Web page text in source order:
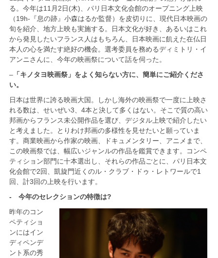
る。今年は11月2日(木)、パリ日本文化会館のオープニング上映
（19h-『息の跡』小森はるか監督）を皮切りに、現代日本映画の
旬を紹介、地方上映も実施する。日本文化が好き、あるいはこれ
から発見したいフランス人はもちろん、日本映画に飢えた在仏日
本人の心を満たす絶好の機会。選考委員を務めるディミトリ・イ
アンニさんに、今年の映画祭について話を伺った。
–「キノタヨ映画祭」をよく知らない方に、簡単にご紹介くださ
い。
日本は世界に誇る映画大国。しかし海外の映画祭で一度に上映さ
れる数は、せいぜい3、4本と決して多くはない。そこで質の高い
邦画からフランス未公開作品を選び、デジタル上映で紹介したい
と考えました。とりわけ邦画の多様性を見せたいと願っていま
す。商業映画から作家の映画、ドキュメンタリー、アニメまで、
この映画祭では、 幅広いジャンルの作品を鑑賞できます。コンペ
ティション部門に十本選出し、それらの作品ごとに、パリ日本文
化会館で2回、凱旋門近くのル・ クラブ・ドゥ・レトワールで1
回、計3回の上映を行います。
- 今年のセレクションの特徴は?
昨年のコン
ペティショ
ンにはイン
ディペンデ
ント系の秀